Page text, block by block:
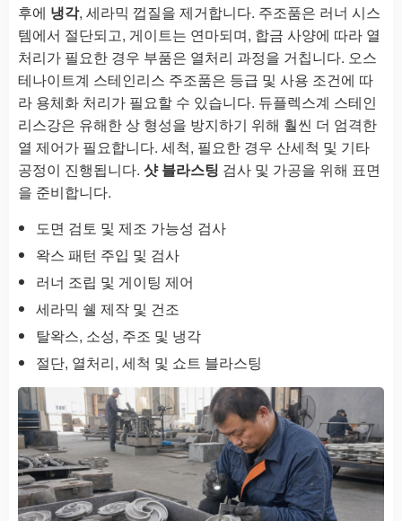
후에 냉각, 세라믹 껍질을 제거합니다. 주조품은 러너 시스
템에서 절단되고, 게이트는 연마되며, 합금 사양에 따라 열
처리가 필요한 경우 부품은 열처리 과정을 거칩니다. 오스
테나이트계 스테인리스 주조품은 등급 및 사용 조건에 따
라 용체화 처리가 필요할 수 있습니다. 듀플렉스계 스테인
리스강은 유해한 상 형성을 방지하기 위해 훨씬 더 엄격한
열 제어가 필요합니다. 세척, 필요한 경우 산세척 및 기타
공정이 진행됩니다. 샷 블라스팅 검사 및 가공을 위해 표면
을 준비합니다.
도면 검토 및 제조 가능성 검사
왁스 패턴 주입 및 검사
러너 조립 및 게이팅 제어
세라믹 쉘 제작 및 건조
탈왁스, 소성, 주조 및 냉각
절단, 열처리, 세척 및 쇼트 블라스팅